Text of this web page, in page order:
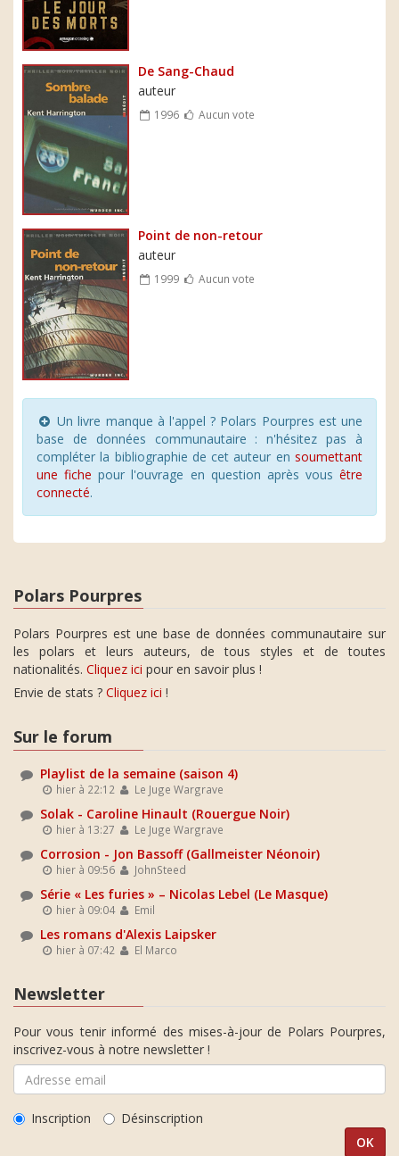
De Sang-Chaud
auteur
1996 Aucun vote
Point de non-retour
auteur
1999 Aucun vote
Un livre manque à l'appel ? Polars Pourpres est une
base de données communautaire : n'hésitez pas à
compléter la bibliographie de cet auteur en soumettant
une fiche pour l'ouvrage en question après vous être
connecté.
Polars Pourpres
Polars Pourpres est une base de données communautaire sur
les polars et leurs auteurs, de tous styles et de toutes
nationalités. Cliquez ici pour en savoir plus !
Envie de stats ? Cliquez ici !
Sur le forum
Playlist de la semaine (saison 4)
hier à 22:12 Le Juge Wargrave
Solak - Caroline Hinault (Rouergue Noir)
hier à 13:27 Le Juge Wargrave
Corrosion - Jon Bassoff (Gallmeister Néonoir)
hier à 09:56 JohnSteed
Série « Les furies » – Nicolas Lebel (Le Masque)
hier à 09:04 Emil
Les romans d'Alexis Laipsker
hier à 07:42 El Marco
Newsletter
Pour vous tenir informé des mises-à-jour de Polars Pourpres,
inscrivez-vous à notre newsletter !
Inscription Désinscription